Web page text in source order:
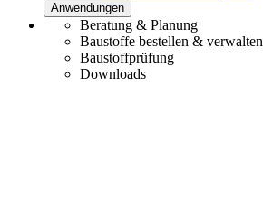
Anwendungen
Beratung & Planung
Baustoffe bestellen & verwalten
Baustoffprüfung
Downloads